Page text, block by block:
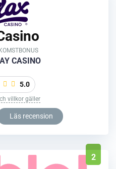
CASINO
5.0
villkor gäller
Läs recension
2